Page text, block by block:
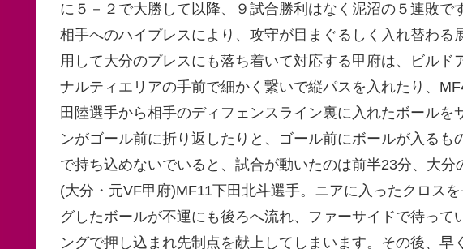
に５－２で大勝して以降、９試合勝利はなく泥沼の５連敗で
相手へのハイプレスにより、攻守が目まぐるしく入れ替わる
用して大分のプレスにも落ち着いて対応する甲府は、ビル
ナルティエリアの手前で細かく繋いで縦パスを入れたり、
田陸選手から相手のディフェンスライン裏に入れたボールを
ンがゴール前に折り返したりと、ゴール前にボールが入るも
で持ち込めないでいると、試合が動いたのは前半23分、大
(大分・元VF甲府)MF11下田北斗選手。ニアに入ったクロス
グしたボールが不運にも後ろへ流れ、ファーサイドで待って
ングで押し込まれ先制点を献上してしまいます。その後、